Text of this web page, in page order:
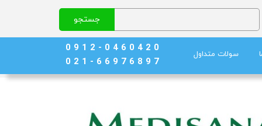
جستجو
سولات متداول
0 9 1 2 - 0 4 6 0 4 2 0
0 2 1 - 6 6 9 7 6 8 9 7